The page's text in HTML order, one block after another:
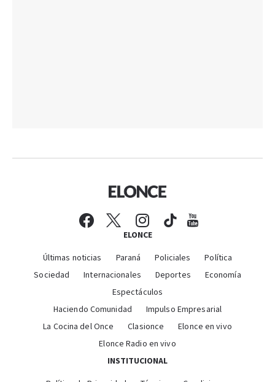
ELONCE
Últimas noticias Paraná Policiales
Política
Sociedad
Internacionales Deportes
Economía
Espectáculos
Haciendo Comunidad
Impulso Empresarial
La Cocina del Once
Clasionce
Elonce en vivo
Elonce Radio en vivo
INSTITUCIONAL